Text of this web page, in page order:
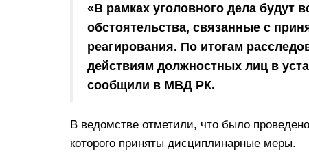
«В рамках уголовного дела будут
обстоятельства, связанные с
реагирования. По итогам
действиям должностных лиц в
сообщили в МВД РК.
В ведомстве отметили, что было
которого приняты дисциплинарные меры.